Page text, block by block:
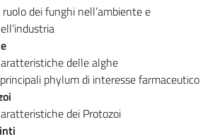
ruolo dei funghi nell’ambiente e
delle alghe
phylum di interesse farmaceutico
dei Protozoi